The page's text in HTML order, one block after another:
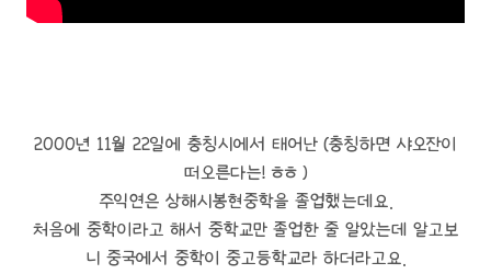
2000년 11월 22일에 충칭시에서 태어난 (충칭하면 샤오잔이
떠오른다는! ㅎㅎ )
주익연은 상해시봉현중학을 졸업했는데요.
처음에 중학이라고 해서 중학교만 졸업한 줄 알았는데 알고보
니 중국에서 중학이 중고등학교라 하더라고요.